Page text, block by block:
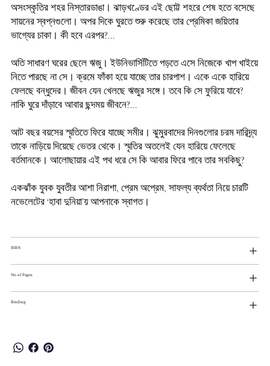
অসংস্কৃতির শহর নিস্তারডাঙা। ঝাড়খণ্ডের এই ছোট্ট শহরে শেষ হতে বসেছে
সায়নের স্বপ্নগুলো। অপর দিকে ঘুরতে শুরু করেছে তার প্রেমিকা জয়িতার
ভাগ্যের চাকা। কী হবে এরপর?...
অতি সাধারণ ঘরের ছেলে ঋজু। ইউনিভার্সিটিতে পড়তে এসে নিজেকে খাপ খাইয়ে
নিতে পারছে না সে। ক্রমে ফাঁকা হয়ে যাচ্ছে তার চারপাশ। একে একে হারিয়ে
ফেলছে বন্ধুদের। জীবন যেন খেলছে ঋজুর সঙ্গে। তবে কি সে ফুরিয়ে যাবে?
নাকি ঘুরে দাঁড়াবে আবার ছন্দময় জীবনে?...
আট বছর বয়সের স্মৃতিতে ফিরে যাচ্ছে সমীর। ঝুমুরবাদের দিনগুলোর চরম দারিদ্র্য
তাকে নাড়িয়ে দিয়েছে ভেতর থেকে। স্মৃতির অতলেই যেন হারিয়ে ফেলেছে
বর্তমানকে। আলোছায়ার এই পথ ধরে সে কি আবার ফিরে পাবে তার সবকিছু?
একঝাঁক যুবক যুবতীর আশা নিরাশা, প্রেম অপ্রেম, সাফল্য ব্যর্থতা নিয়ে চারটি
নভেলেটের ‘হাবা দুনিয়া’য় আপনাকে স্বাগত।
ISBN
No.of Pages
Binding